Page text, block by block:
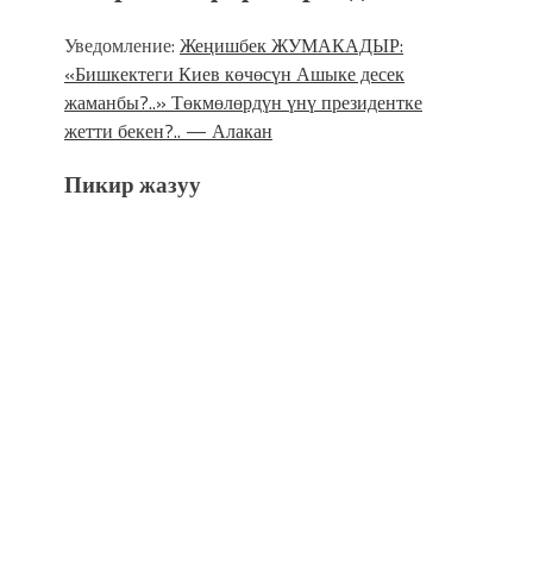
Уведомление: Жеңишбек ЖУМАКАДЫР:
«Бишкектеги Киев көчөсүн Ашыке десек
жаманбы?..» Төкмөлөрдүн үнү президентке
жетти бекен?.. — Алакан
Пикир жазуу